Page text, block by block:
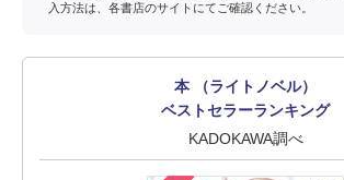
入方法は、各書店のサイトにてご確認ください。
本 （ライトノベル）
ベストセラーランキング
KADOKAWA調べ